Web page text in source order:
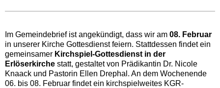
Im Gemeindebrief ist angekündigt, dass wir am 08. Februar
in unserer Kirche Gottesdienst feiern. Stattdessen findet ein
gemeinsamer Kirchspiel-Gottesdienst in der
Erlöserkirche statt, gestaltet von Prädikantin Dr. Nicole
Knaack und Pastorin Ellen Drephal. An dem Wochenende
06. bis 08. Februar findet ein kirchspielweites KGR-